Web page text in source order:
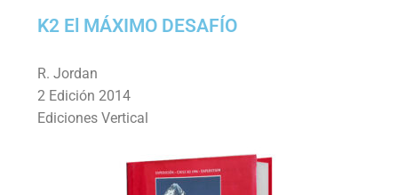
K2 El MÁXIMO DESAFÍO
R. Jordan
2 Edición 2014
Ediciones Vertical